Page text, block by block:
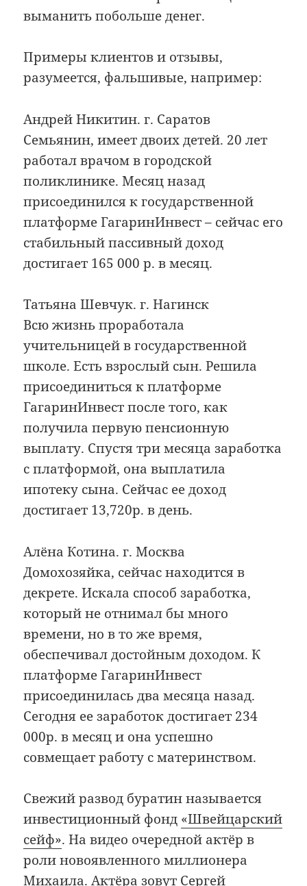
выманить побольше денег.
Примеры клиентов и отзывы,
разумеется, фальшивые, например:
Андрей Никитин. г. Саратов
Семьянин, имеет двоих детей. 20 лет
работал врачом в городской
поликлинике. Месяц назад
присоединился к государственной
платформе ГагаринИнвест – сейчас его
стабильный пассивный доход
достигает 165 000 р. в месяц.
Татьяна Шевчук. г. Нагинск
Всю жизнь проработала
учительницей в государственной
школе. Есть взрослый сын. Решила
присоединиться к платформе
ГагаринИнвест после того, как
получила первую пенсионную
выплату. Спустя три месяца заработка
с платформой, она выплатила
ипотеку сына. Сейчас ее доход
достигает 13,720р. в день.
Алёна Котина. г. Москва
Домохозяйка, сейчас находится в
декрете. Искала способ заработка,
который не отнимал бы много
времени, но в то же время,
обеспечивал достойным доходом. К
платформе ГагаринИнвест
присоединилась два месяца назад.
Сегодня ее заработок достигает 234
000р. в месяц и она успешно
совмещает работу с материнством.
Свежий развод буратин называется
инвестиционный фонд «Швейцарский
сейф». На видео очередной актёр в
роли новоявленного миллионера
Михаила. Актёра зовут Сергей